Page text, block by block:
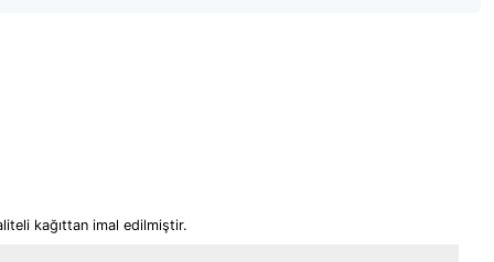
kağıttan imal edilmiştir.